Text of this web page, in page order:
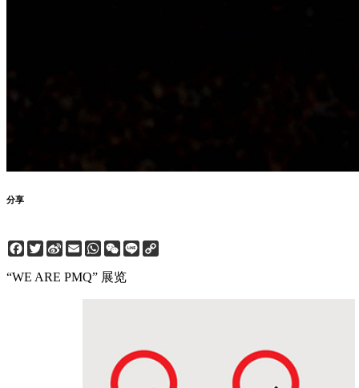
分享
Facebook
Twitter
Sina
Weibo
EmailWhatsApp
WeChat
Line
“WE ARE PMQ” 展览